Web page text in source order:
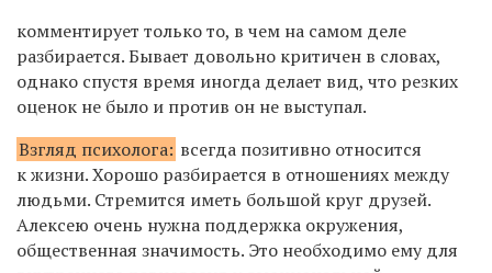
комментирует только то, в чем на самом деле
разбирается. Бывает довольно критичен в словах,
однако спустя время иногда делает вид, что резких
оценок не было и против он не выступал.
Взгляд психолога: всегда позитивно относится
к жизни. Хорошо разбирается в отношениях между
людьми. Стремится иметь большой круг друзей.
Алексею очень нужна поддержка окружения,
общественная значимость. Это необходимо ему для